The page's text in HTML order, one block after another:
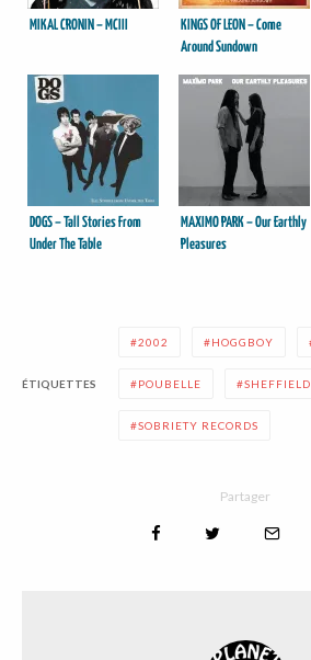
MIKAL CRONIN – MCIII
KINGS OF LEON – Come
Around Sundown
DOGS – Tall Stories From
Under The Table
MAXIMO PARK – Our Earthly
Pleasures
ÉTIQUETTES
2002 HOGGBOY
POUBELLE SHEFFIELD
SOBRIETY RECORDS
Partager